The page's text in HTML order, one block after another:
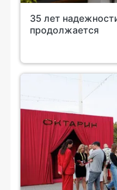
35 лет
продолжается